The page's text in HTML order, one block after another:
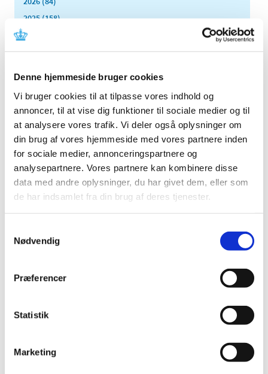
Denne hjemmeside bruger cookies
Vi bruger cookies til at tilpasse vores indhold og
annoncer, til at vise dig funktioner til sociale medier og til
at analysere vores trafik. Vi deler også oplysninger om
din brug af vores hjemmeside med vores partnere inden
for sociale medier, annonceringspartnere og
analysepartnere. Vores partnere kan kombinere disse
data med andre oplysninger, du har givet dem, eller som
de har indsamlet fra din brug af deres tjenester.
Nødvendig
Præferencer
Statistik
Marketing
2025 (158)
2024 (224)
2023 (195)
2021 (516)
2020 (263)
2019 (159)
2018 (150)
2017 (167)
2016 (167)
2015 (33)
2014 (44)
oktober (1)
august (4)
juni (8)
marts (3)